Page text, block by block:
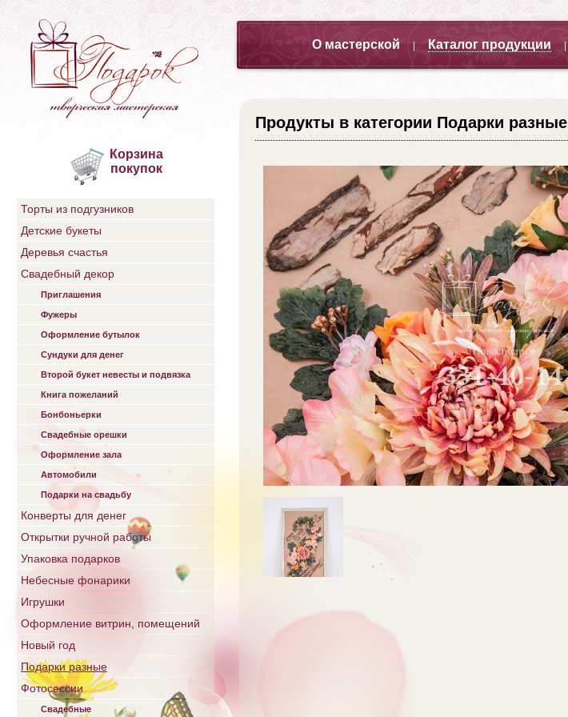
Корзина
покупок
Торты из подгузников
Детские букеты
Деревья счастья
Свадебный декор
Приглашения
Фужеры
Оформление бутылок
Сундуки для денег
Второй букет невесты и подвязка
Книга пожеланий
Бонбоньерки
Свадебные орешки
Оформление зала
Автомобили
Подарки на свадьбу
Конверты для денег
Открытки ручной работы
Упаковка подарков
Небесные фонарики
Игрушки
Оформление витрин, помещений
Новый год
Подарки разные
Фотосессии
Свадебные
О мастерской Каталог продукции
Продукты в категории Подарки разные